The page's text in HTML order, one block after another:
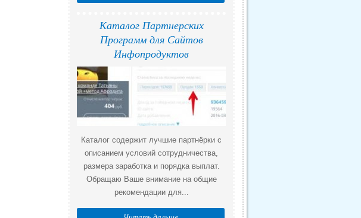
Каталог Партнерских
Программ для Сайтов
Инфопродуктов
Каталог содержит лучшие партнёрки с
описанием условий сотрудничества,
размера заработка и порядка выплат.
Обращаю Ваше внимание на общие
рекомендации для...